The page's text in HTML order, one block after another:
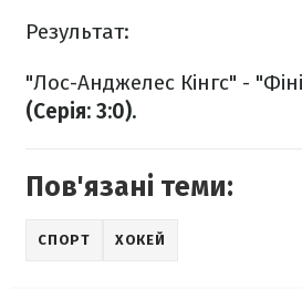
Результат:
"Лос-Анджелес Кінгс" -
(Серія: 3:0).
Пов'язані теми:
СПОРТ ХОКЕЙ